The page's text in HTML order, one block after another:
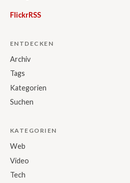
FlickrRSS
ENTDECKEN
Archiv
Tags
Kategorien
Suchen
KATEGORIEN
Web
Video
Tech